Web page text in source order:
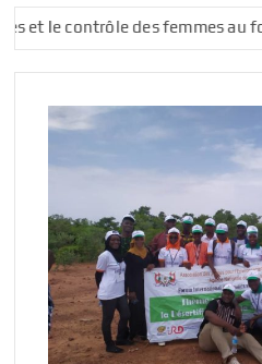
contrôle des femmes au foncier